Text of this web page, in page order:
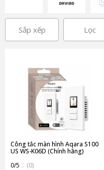
Sắp xếp Lọc
Công tắc màn hình Aqara S100
US WS-K06D (Chính hãng)
0/5
(0)